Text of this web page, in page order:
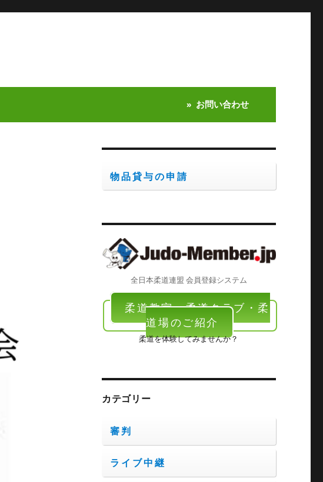
お問い合わせ
物品貸与の申請
全日本柔道連盟 会員登録システム
柔道教室・柔道クラブ・柔
道場のご紹介
柔道を体験してみませんか？
カテゴリー
審判
ライブ中継